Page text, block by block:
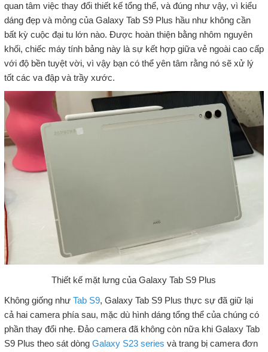
quan tâm việc thay đổi thiết kế tổng thể, và đúng như vậy, vì kiểu
dáng đẹp và mỏng của Galaxy Tab S9 Plus hầu như không cần
bất kỳ cuộc đại tu lớn nào. Được hoàn thiện bằng nhôm nguyên
khối, chiếc máy tính bảng này là sự kết hợp giữa vẻ ngoài cao cấp
với độ bền tuyệt vời, vì vậy bạn có thể yên tâm rằng nó sẽ xử lý
tốt các va đập và trầy xước.
Thiết kế mặt lưng của Galaxy Tab S9 Plus
Không giống như Tab S9, Galaxy Tab S9 Plus thực sự đã giữ lại
cả hai camera phía sau, mặc dù hình dáng tổng thể của chúng có
phần thay đổi nhẹ. Đảo camera đã không còn nữa khi Galaxy Tab
S9 Plus theo sát dòng Galaxy S23 series và trang bị camera đơn